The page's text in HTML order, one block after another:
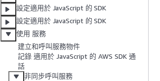
設定適用於 JavaScript 的 SDK
設定適用於 JavaScript 的 SDK
使用 服務
建立和呼叫服務物件
記錄 適用於 JavaScript 的 AWS SDK 通
話
非同步呼叫服務